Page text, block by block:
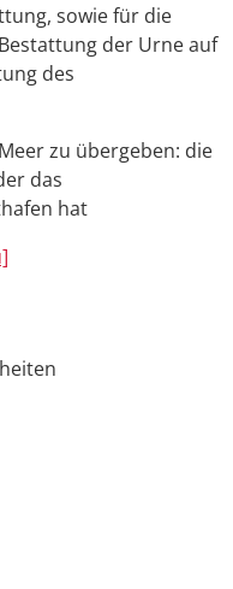
sowie für die
der Urne auf
des
zu übergeben: die
das
hat